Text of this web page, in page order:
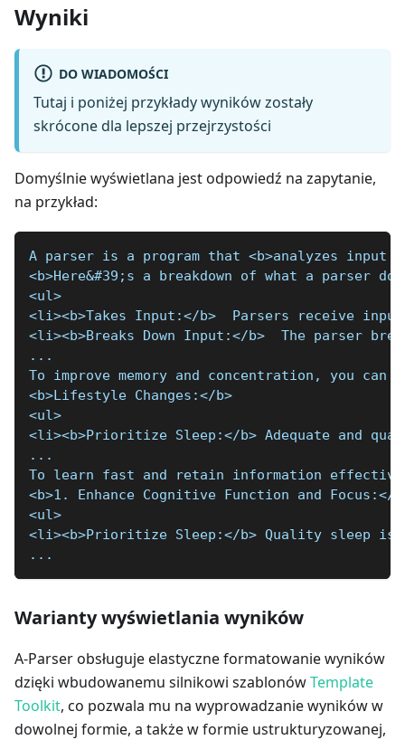
Wyniki
DO WIADOMOŚCI
Tutaj i poniżej przykłady wyników zostały
skrócone dla lepszej przejrzystości
Domyślnie wyświetlana jest odpowiedź na zapytanie,
na przykład:
A parser is a program that <b>analyzes
<b>Here&#39;s a breakdown of what a parser
<ul>
<li><b>Takes Input:</b>  Parsers receive
<li><b>Breaks Down Input:</b>  The parser
...
To improve memory and concentration, you
<b>Lifestyle Changes:</b>
<ul>
<li><b>Prioritize Sleep:</b> Adequate and
...
To learn fast and retain information
<b>1. Enhance Cognitive Function and Focus:</
<ul>
<li><b>Prioritize Sleep:</b> Quality sleep
...
Warianty wyświetlania wyników
A-Parser obsługuje elastyczne formatowanie wyników
dzięki wbudowanemu silnikowi szablonówTemplate
Toolkit, co pozwala mu na wyprowadzanie wyników w
dowolnej formie, a także w formie ustrukturyzowanej,